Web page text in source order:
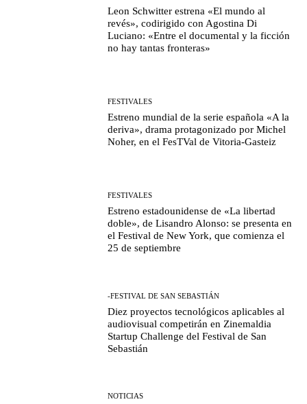
Leon Schwitter estrena «El mundo al
revés», codirigido con Agostina Di
Luciano: «Entre el documental y la ficción
no hay tantas fronteras»
FESTIVALES
Estreno mundial de la serie española «A la
deriva», drama protagonizado por Michel
Noher, en el FesTVal de Vitoria-Gasteiz
FESTIVALES
Estreno estadounidense de «La libertad
doble», de Lisandro Alonso: se presenta en
el Festival de New York, que comienza el
25 de septiembre
-FESTIVAL DE SAN SEBASTIÁN
Diez proyectos tecnológicos aplicables al
audiovisual competirán en Zinemaldia
Startup Challenge del Festival de San
Sebastián
NOTICIAS